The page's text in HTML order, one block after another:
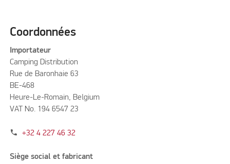
Coordonnées
Importateur
Camping Distribution
Rue de Baronhaie 63
BE-468
Heure-Le-Romain, Belgium
VAT No. 194 6547 23
phone +32 4 227 46 32
Siège social et fabricant